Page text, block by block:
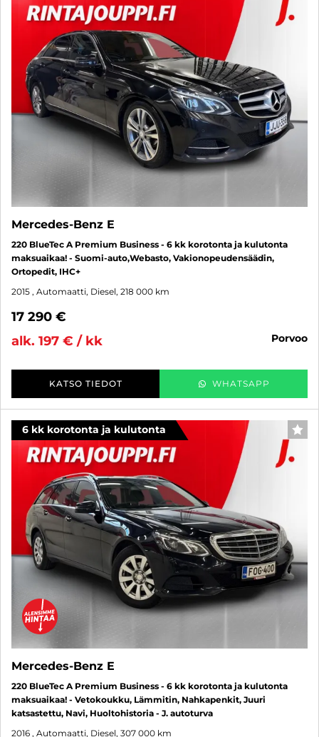
Mercedes-Benz E
220 BlueTec A Premium Business - 6 kk korotonta ja kulutonta
maksuaikaa! - Suomi-auto,Webasto, Vakionopeudensäädin,
Ortopedit, IHC+
2015 , Automaatti, Diesel, 218 000 km
17 290 €
alk. 197 € / kk
porvoo
KATSO TIEDOT WHATSAPP
6 kk korotonta ja kulutonta
Mercedes-Benz E
220 BlueTec A Premium Business - 6 kk korotonta ja kulutonta
maksuaikaa! - Vetokoukku, Lämmitin, Nahkapenkit, Juuri
katsastettu, Navi, Huoltohistoria - J. autoturva
2016 , Automaatti, Diesel, 307 000 km